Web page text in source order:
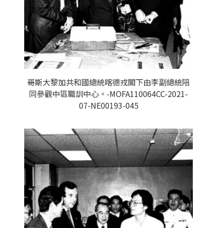
哥斯大黎加共和國總統喀德戎閣下由李副總統陪
同參觀中區職訓中心。-MOFA110064CC-2021-
07-NE00193-045